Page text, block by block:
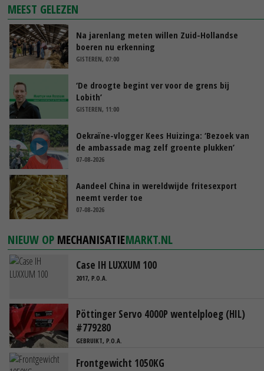
MEEST GELEZEN
Na jarenlang meten willen Zuid-Hollandse
boeren nu erkenning
GISTEREN, 07:00
‘De droogte begint ver voor de grens bij
Lobith’
GISTEREN, 11:00
Oekraïne-vlogger Kees Huizinga: ‘Bezoek van
de ambassade mag zelf groente plukken’
07-08-2026
Aandeel China in wereldwijde fritesexport
neemt verder toe
07-08-2026
NIEUW OP MECHANISATIEMARKT.NL
Case IH LUXXUM 100
2017, P.O.A.
Pöttinger Servo 4000P wentelploeg (HIL)
#779280
GEBRUIKT, P.O.A.
Frontgewicht 1050KG